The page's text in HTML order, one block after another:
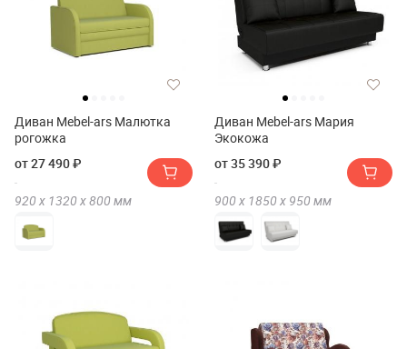
Диван Mebel-ars Малютка
рогожка
от 27 490 ₽
920 х 1320 х800 мм
Диван Mebel-ars Мария
Экокожа
от 35 390 ₽
900 х 1850 х 950 мм